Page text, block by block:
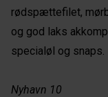
rødspættefilet,
og god laks
specialøl og snaps.
Nyhavn 10